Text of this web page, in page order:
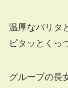
温厚なパリタ
ピタッとくっ
グループの長